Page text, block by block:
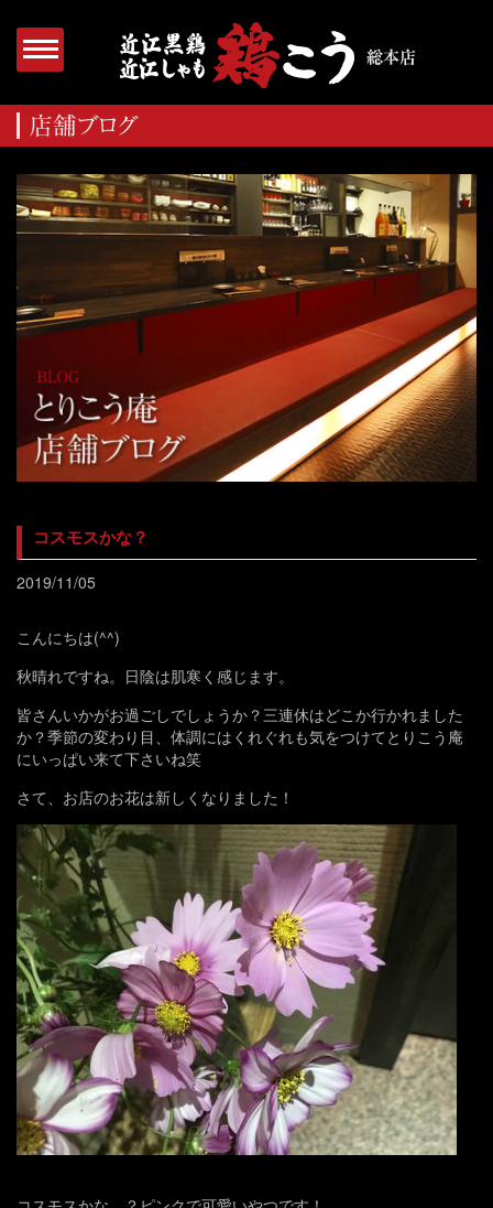
コスモスかな？
2019/11/05
こんにちは(^^)
秋晴れですね。日陰は肌寒く感じます。
皆さんいかがお過ごしでしょうか？三連休はどこか行かれました
か？季節の変わり目、体調にはくれぐれも気をつけてとりこう庵
にいっぱい来て下さいね笑
さて、お店のお花は新しくなりました！